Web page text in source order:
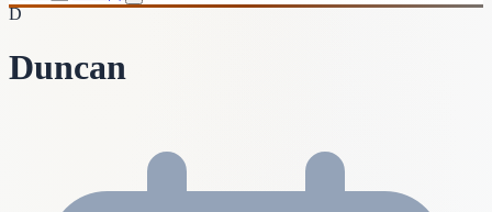
D
Duncan